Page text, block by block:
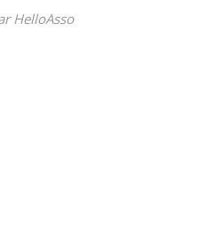
HelloAsso